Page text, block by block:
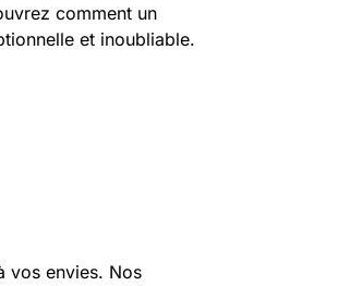
comment un
et inoubliable.
vos envies. Nos